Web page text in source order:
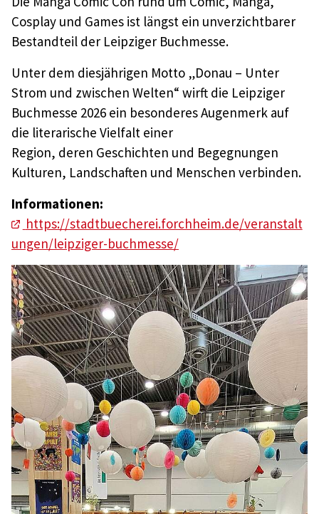
Cosplay und Games ist längst ein unverzichtbarer
Bestandteil der Leipziger Buchmesse.
Unter dem diesjährigen Motto „Donau – Unter
Strom und zwischen Welten“ wirft die Leipziger
Buchmesse 2026 ein besonderes Augenmerk auf
die literarische Vielfalt einer
Region, deren Geschichten und Begegnungen
Kulturen, Landschaften und Menschen verbinden.
Informationen:
https://stadtbuecherei.forchheim.de/veranstalt
ungen/leipziger-buchmesse/